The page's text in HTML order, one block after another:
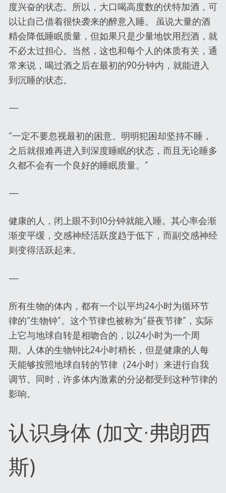
度兴奋的状态。所以，大口喝高度数的伏特加酒，可
以让自己借着很快袭来的醉意入睡。 虽说大量的酒
精会降低睡眠质量，但如果只是少量地饮用烈酒，就
不必太过担心。当然，这也和每个人的体质有关，通
常来说，喝过酒之后在最初的90分钟内，就能进入
到沉睡的状态。
—
“一定不要忽视最初的困意。明明犯困却坚持不睡，
之后就很难再进入到深度睡眠的状态，而且无论睡多
久都不会有一个良好的睡眠质量。”
—
健康的人，闭上眼不到10分钟就能入睡。其心率会渐
渐变平缓，交感神经活跃度趋于低下，而副交感神经
则变得活跃起来。
—
所有生物的体内，都有一个以平均24小时为循环节
律的“生物钟”。这个节律也被称为“昼夜节律”，实际
上它与地球自转是相吻合的，以24小时为一个周
期。人体的生物钟比24小时稍长，但是健康的人每
天能够按照地球自转的节律（24小时）来进行自我
调节。同时，许多体内激素的分泌都受到这种节律的
影响。
认识身体 (加文·弗朗西
斯)